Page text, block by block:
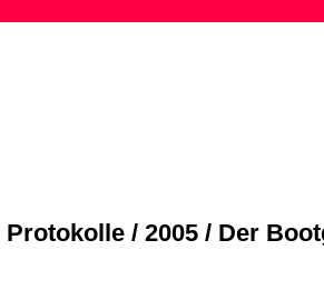
Protokolle/ 2005/ Der